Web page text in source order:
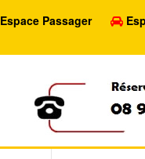
Espace Passager